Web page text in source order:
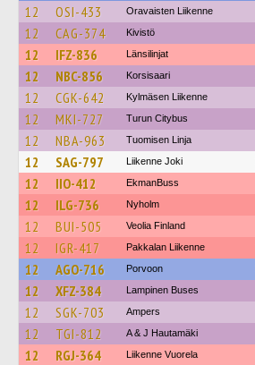
12 OSI-433 Oravaisten Liikenne
12 CAG-374 Kivistö
12 IFZ-836 Länsilinjat
12 NBC-856 Korsisaari
12 CGK-642 Kylmäsen Liikenne
12 MKI-727 Turun Citybus
12 NBA-963 Tuomisen Linja
12 SAG-797 Liikenne Joki
12 IIO-412 EkmanBuss
12 ILG-736 Nyholm
12 BUI-505 Veolia Finland
12 IGR-417 Pakkalan Liikenne
12 AGO-716 Porvoon
12 XFZ-384 Lampinen Buses
12 SGK-703 Ampers
12 TGI-812 A & J Hautamäki
12 RGJ-364 Liikenne Vuorela